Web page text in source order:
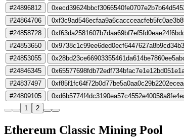
#24896812
#24864706
#24858728
#24853650
#24853055
#24846345
#24837497
#24809105
1 2
Ethereum Classic Mining Pool